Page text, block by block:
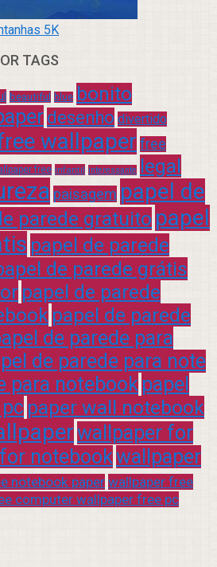
5K
TAGS
beautiful blue bonito
desenho divertido
wallpaper free
free infantil interessante legal
paisagem papel de
parede gratuito papel
papel de parede
de parede grátis
papel de parede
papel de parede
de parede para
de parede para note
para notebook papel
paper wall notebook
wallpaper for
notebookwallpaper
notebook paperwallpaper free
computer wallpaper free pc